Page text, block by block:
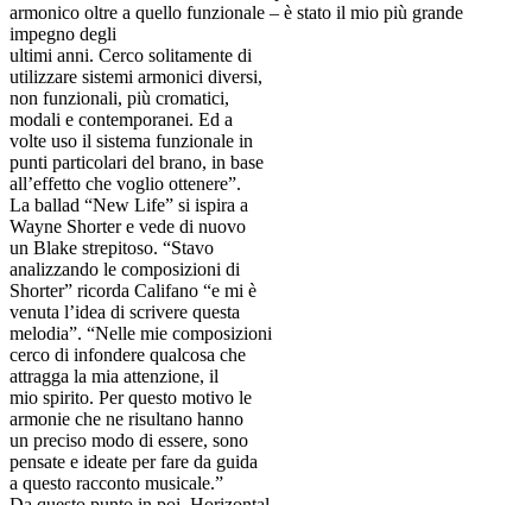
armonico oltre a quello funzionale – è stato il mio più grande
impegno degli
ultimi anni. Cerco solitamente di
utilizzare sistemi armonici diversi,
non funzionali, più cromatici,
modali e contemporanei. Ed a
volte uso il sistema funzionale in
punti particolari del brano, in base
all’effetto che voglio ottenere”.
La ballad “New Life” si ispira a
Wayne Shorter e vede di nuovo
un Blake strepitoso. “Stavo
analizzando le composizioni di
Shorter” ricorda Califano “e mi è
venuta l’idea di scrivere questa
melodia”. “Nelle mie composizioni
cerco di infondere qualcosa che
attragga la mia attenzione, il
mio spirito. Per questo motivo le
armonie che ne risultano hanno
un preciso modo di essere, sono
pensate e ideate per fare da guida
a questo racconto musicale.”